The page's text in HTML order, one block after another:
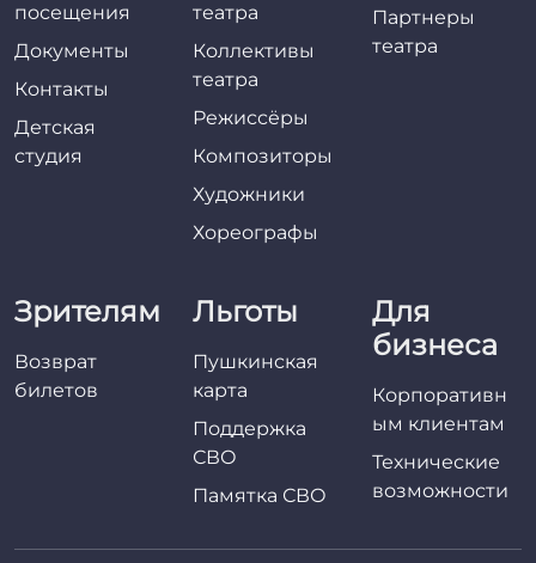
посещения
Документы
Контакты
Детская
студия
театра
Коллективы
театра
Режиссёры
Композиторы
Художники
Хореографы
Партнеры
театра
Зрителям
Возврат
билетов
Льготы
Пушкинская
карта
Поддержка
СВО
Памятка СВО
Для
бизнеса
Корпоративн
ым клиентам
Технические
возможности